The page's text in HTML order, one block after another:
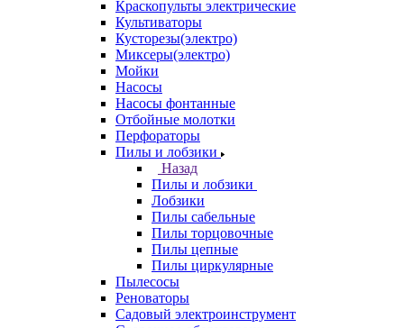
Краскопульты электрические
Культиваторы
Кусторезы(электро)
Миксеры(электро)
Мойки
Насосы
Насосы фонтанные
Отбойные молотки
Перфораторы
Пилы и лобзики
Назад
Пилы и лобзики
Лобзики
Пилы сабельные
Пилы торцовочные
Пилы цепные
Пилы циркулярные
Пылесосы
Реноваторы
Садовый электроинструмент